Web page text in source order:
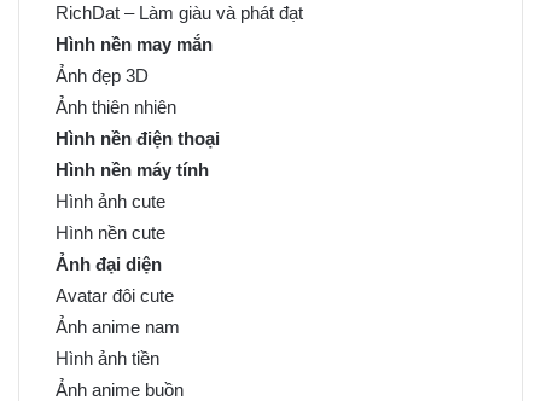
RichDat – Làm giàu và phát đạt
Hình nền may mắn
Ảnh đẹp 3D
Ảnh thiên nhiên
Hình nền điện thoại
Hình nền máy tính
Hình ảnh cute
Hình nền cute
Ảnh đại diện
Avatar đôi cute
Ảnh anime nam
Hình ảnh tiền
Ảnh anime buồn